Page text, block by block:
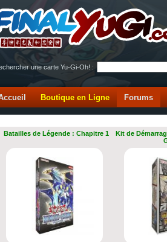
une carte Yu-Gi-Oh! :
Boutique en Ligne Forums
Batailles de Légende : Chapitre 1
Kit de